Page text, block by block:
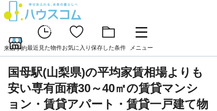
来店予約最近見た物件お気に入り 保存した条件 メニュー
国母駅(山梨県)の平均家賃相場よりも
安い専有面積30～40㎡の賃貸マンシ
ョン・賃貸アパート・賃貸一戸建て物